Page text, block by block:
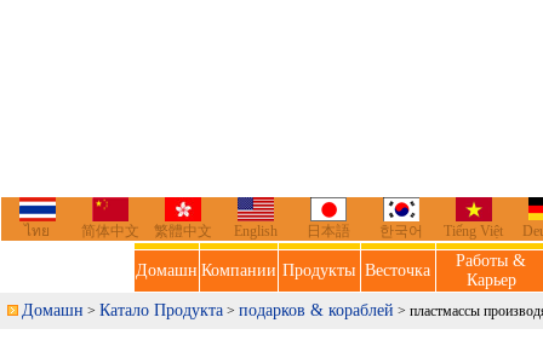
ไทย 简体中文 繁體中文 English 日本語 한국어 Tiếng Việt
Домашн Компании Продукты Весточка
Работы &
Карьер
Домашн > Катало Продукта > подарков & кораблей > пластмассы